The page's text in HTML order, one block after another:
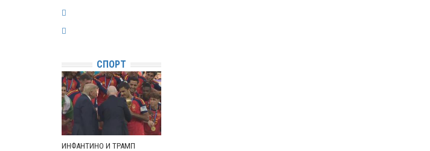
СПОРТ
ИНФАНТИНО И ТРАМП